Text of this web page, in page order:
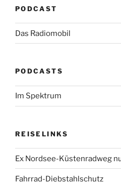
PODCAST
Das Radiomobil
PODCASTS
Im Spektrum
REISELINKS
Ex Nordsee-Küstenradweg
Fahrrad-Diebstahlschutz